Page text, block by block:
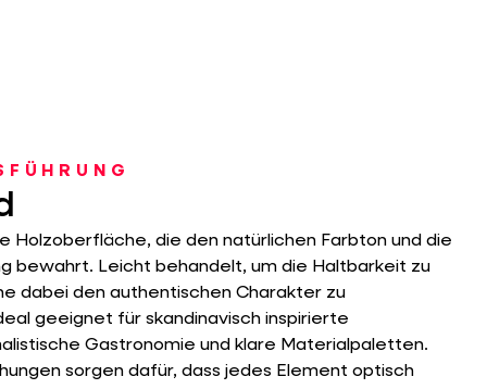
Holzoberfläche, die den natürlichen Farbton und die
bewahrt. Leicht behandelt, um die Haltbarkeit zu
dabei den authentischen Charakter zu
geeignet für skandinavisch inspirierte
Gastronomie und klare Materialpaletten.
sorgen dafür, dass jedes Element optisch